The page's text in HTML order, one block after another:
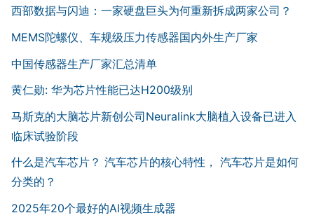
西部数据与闪迪：一家硬盘巨头为何重新拆成两家公司？
MEMS陀螺仪、车规级压力传感器国内外生产厂家
中国传感器生产厂家汇总清单
黄仁勋: 华为芯片性能已达H200级别
马斯克的大脑芯片新创公司Neuralink大脑植入设备已进入
临床试验阶段
什么是汽车芯片？ 汽车芯片的核心特性， 汽车芯片是如何
分类的？
2025年20个最好的AI视频生成器